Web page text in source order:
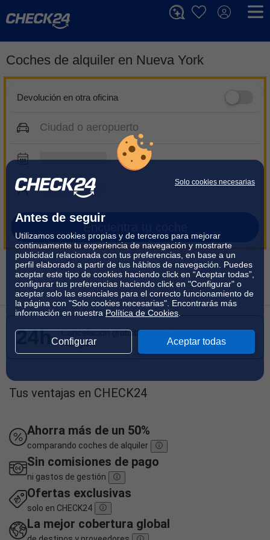
Solo cookies necesarias
Antes de seguir
Utilizamos cookies propias y de terceros para mejorar
continuamente tu experiencia de navegación y mostrarte
publicidad relacionada con tus preferencias, en base a un
perfil elaborado a partir de tus hábitos de navegación. Puedes
aceptar este tipo de cookies haciendo click en “Aceptar todas”,
configurar tus preferencias haciendo click en "Configurar" o
aceptar solo las esenciales para el correcto funcionamiento de
la página con "Solo cookies necesarias". Encontrarás más
información en nuestra Política de Cookies
Configurar Aceptar todas
Coches de alquiler en Nueva York
Devolución en otra oficina
Encuentra tu coche
24h
Cancelación gratuita hasta 24 h antes de la
recogida
Tus ventajas en CHECK24
Ahorra más de un 50%
comparando coches de alquiler
Sin comisiones de pago
ni gastos de gestión
Ofertas exclusivas
solo en CHECK24
La mejor cobertura global